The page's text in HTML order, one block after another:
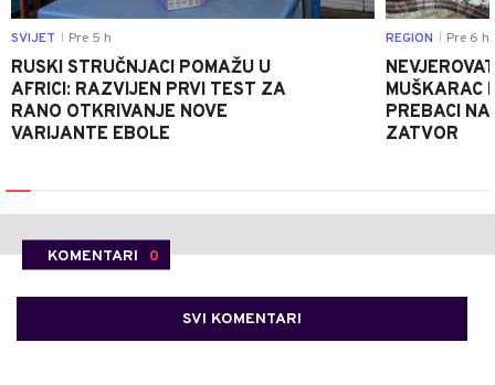
SVIJET Pre 5 h
RUSKI STRUČNJACI POMAŽU U
AFRICI: RAZVIJEN PRVI TEST ZA
RANO OTKRIVANJE NOVE
VARIJANTE EBOLE
REGION Pre 6 h
MUŠKARAC
PREBACI
ZATVOR
KOMENTARI 0
SVI KOMENTARI